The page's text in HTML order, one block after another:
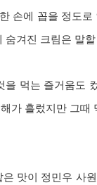
손에 꼽을 정도
겨진 크림은 말
먹는 즐거움도
가 흘렀지만 그때
맛이 정민우 사